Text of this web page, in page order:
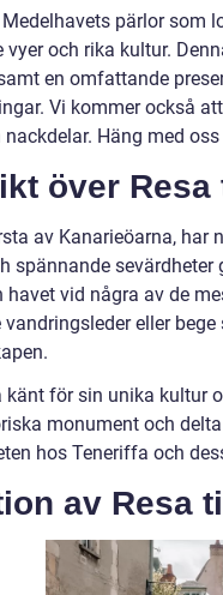
pärlor som
vyer och rika kultur.
en omfattande
Vi kommer också
Häng med
över
av Kanarieöarna, har
spännande
havet vid några av de
eller
känt för sin unika kultur
monument och
hos Teneriffa och
av Resa